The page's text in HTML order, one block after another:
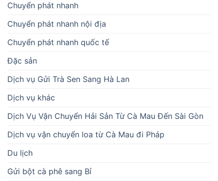
Chuyển phát nhanh
Chuyển phát nhanh nội địa
Chuyển phát nhanh quốc tế
Đặc sản
Dịch vụ Gửi Trà Sen Sang Hà Lan
Dịch vụ khác
Dịch Vụ Vận Chuyển Hải Sản Từ Cà Mau Đến Sài Gòn
Dịch vụ vận chuyển loa từ Cà Mau đi Pháp
Du lịch
Gửi bột cà phê sang Bỉ